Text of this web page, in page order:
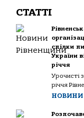
СТАТТІ
спілки
України
річчя
Урочисті
річчя